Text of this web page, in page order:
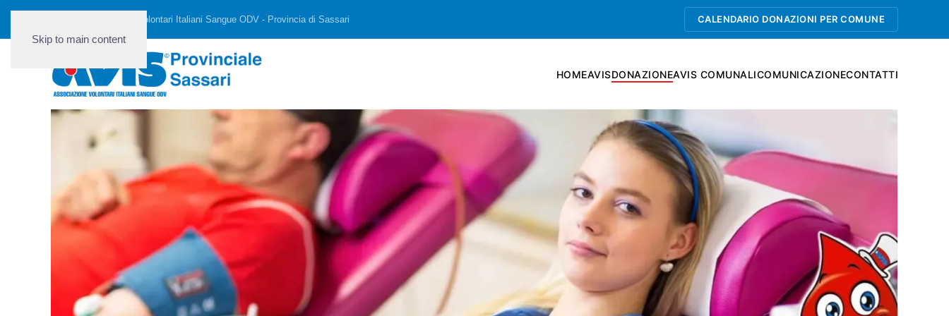
Skip to main content
AVIS - Associazione Volontari Italiani Sangue ODV - Provincia di Sassari CALENDARIO DONAZIONI PER COMUNE
HOMEAVISDONAZIONEAVIS COMUNALICOMUNICAZIONECONTATTI